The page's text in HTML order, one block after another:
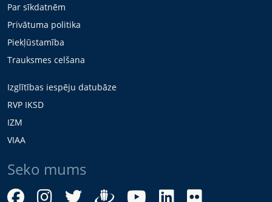
Par sīkdatnēm
Privātuma politika
Piekļūstamība
Trauksmes celšana
Izglītības iespēju datubāze
RVP IKSD
IZM
VIAA
Seko mums